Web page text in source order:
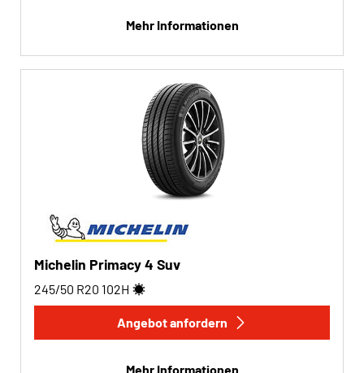
Mehr Informationen
Michelin Primacy 4 Suv
245/50 R20 102H
Angebot anfordern
Mehr Informationen